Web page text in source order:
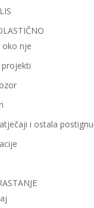
oko nje
i ostala